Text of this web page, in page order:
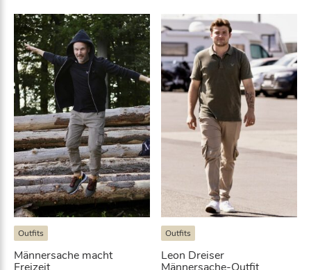
Outfits
Männersache macht
Outfits
Leon Dreiser